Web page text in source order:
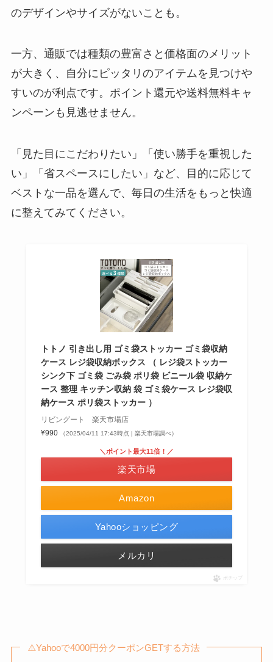
のデザインやサイズがないことも。
一方、通販では種類の豊富さと価格面のメリット
が大きく、自分にピッタリのアイテムを見つけや
すいのが利点です。ポイント還元や送料無料キャ
ンペーンも見逃せません。
「見た目にこだわりたい」「使い勝手を重視した
い」「省スペースにしたい」など、目的に応じて
ベストな一品を選んで、毎日の生活をもっと快適
に整えてみてください。
トトノ 引き出し用 ゴミ袋ストッカー ゴミ袋収納
ケース レジ袋収納ボックス （ レジ袋ストッカー
シンク下 ゴミ袋 ごみ袋 ポリ袋 ビニール袋 収納ケ
ース 整理 キッチン収納 袋 ゴミ袋ケース レジ袋収
納ケース ポリ袋ストッカー ）
リビングート 楽天市場店
¥990
（2025/04/11 17:43時点 | 楽天市場調べ）
Amazon
＼ポイント最大11倍！／
楽天市場
Yahooショッピング
メルカリ
ポチップ
⚠️Yahooで4000円分クーポンGETする方法